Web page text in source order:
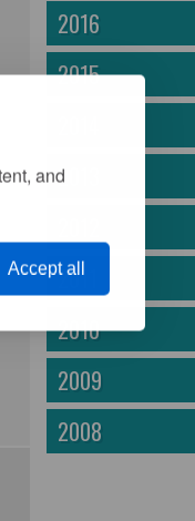
and
Accept all
2016
2015
2013
2011
2010
2009
2008